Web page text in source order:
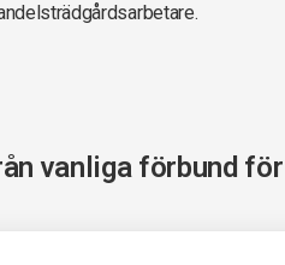
vanliga förbund för